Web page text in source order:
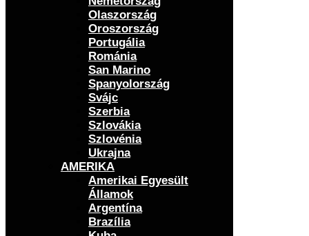
Olaszország
Oroszország
Portugália
Románia
San Marino
Spanyolország
Svájc
Szerbia
Szlovákia
Szlovénia
Ukrajna
AMERIKA
Amerikai Egyesült
Államok
Argentína
Brazília